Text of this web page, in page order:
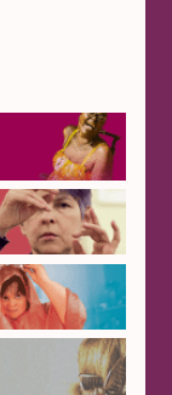
Online 2021
2021
2019
2017